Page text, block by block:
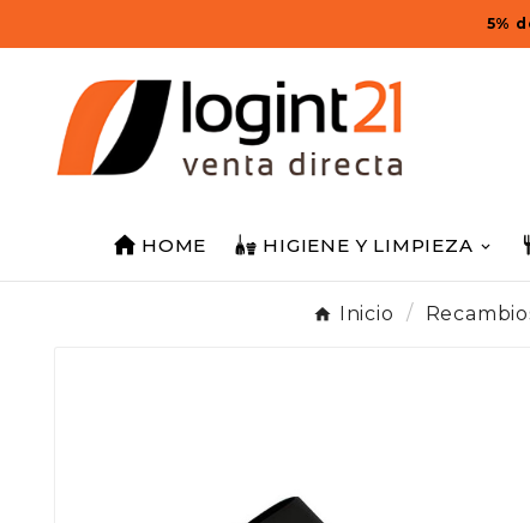
5%
HOME HIGIENE Y LIMPIEZA
Inicio